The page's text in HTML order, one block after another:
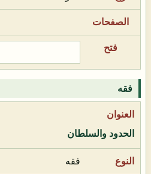
فقه
الحدود والسلطان
فقه